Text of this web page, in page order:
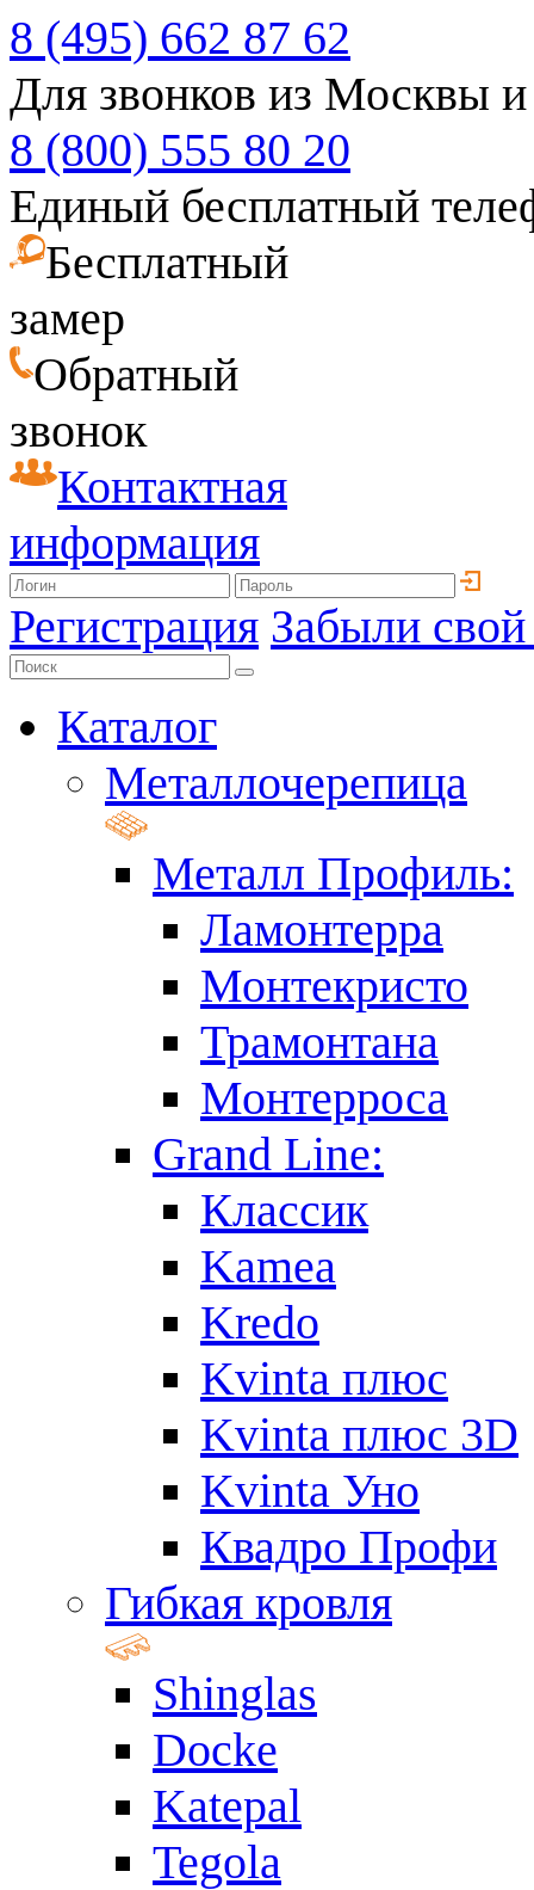
8 (495) 662 87 62
Для звонков из Москвы
8 (800) 555 80 20
Единый бесплатный
Бесплатный
замер
Обратный
звонок
Контактная
информация
Регистрация Забыли
Каталог
Металлочерепица
Металл Профиль:
Ламонтерра
Монтекристо
Трамонтана
Монтерроса
Grand Line:
Классик
Kamea
Kredo
Kvinta плюс
Kvinta плюс 3D
Kvinta Уно
Квадро Профи
Гибкая кровля
Shinglas
Docke
Katepal
Tegola